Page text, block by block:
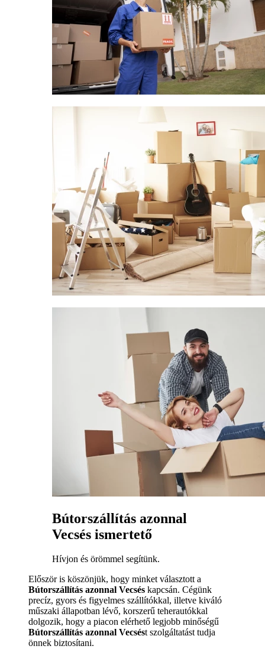
Bútorszállítás azonnal
Vecsés ismertető
Hívjon és örömmel segítünk.
Először is köszönjük, hogy minket választott a
Bútorszállítás azonnal Vecsés kapcsán. Cégünk
precíz, gyors és figyelmes szállítókkal, illetve kiváló
műszaki állapotban lévő, korszerű teherautókkal
dolgozik, hogy a piacon elérhető legjobb minőségű
Bútorszállítás azonnal Vecsést szolgáltatást tudja
önnek biztosítani.